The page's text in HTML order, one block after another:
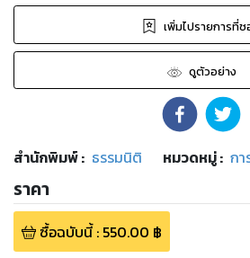
เพิ่มไปรายการที่
ดูตัวอย่าง
สำนักพิมพ์: ธรรมนิติ หมวดหมู่: กา
ราคา
ซื้อฉบับนี้: 550.00 ฿